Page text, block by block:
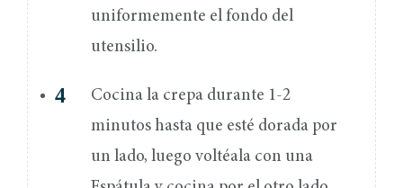
uniformemente el fondo del
utensilio.
Cocina la crepa durante 1-2
minutos hasta que esté dorada por
un lado, luego voltéala con una